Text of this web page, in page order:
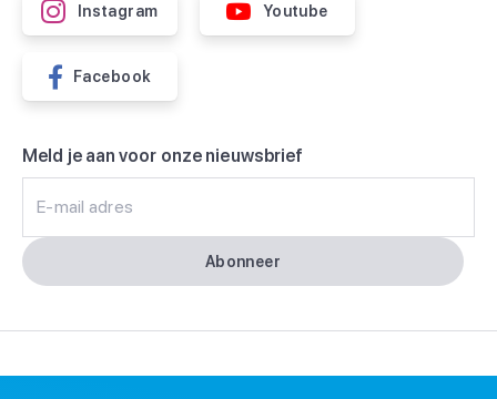
Instagram Youtube
Facebook
Meld je aan voor onze nieuwsbrief
E-mail adres
Abonneer